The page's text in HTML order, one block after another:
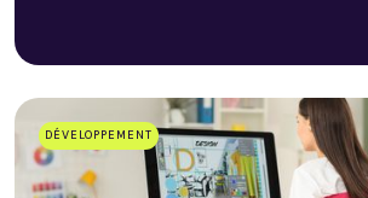
DÉVELOPPEMENT